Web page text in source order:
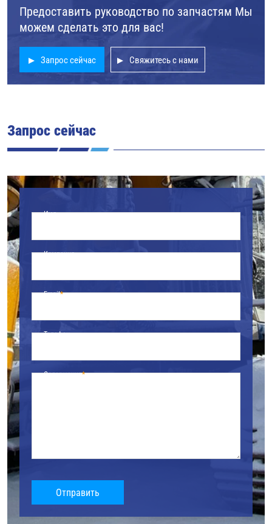
Предоставить руководство по запчастям Мы
можем сделать это для вас!
Запрос сейчас Свяжитесь с нами
Запрос сейчас
Имя
Компания
Email
Телефон
Содержание
Отправить